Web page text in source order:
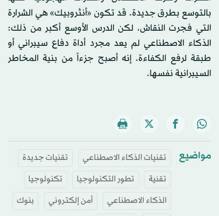
بالتوسع بطرق جديدة. قد تكون «أنثروبيك» هي الشرارة
التي فجرت النقاش، لكن الدرس الأوسع أكبر من ذلك:
الذكاء الاصطناعي لم يعد مجرد أداة دفاع سيبراني أو
طبقة لرفع الكفاءة. إنه أصبح جزءاً من بنية المخاطر
السيبرانية نفسها.
مواضيع تقنيات الذكاء الاصطناعي
تقنيات جديدة
تقنية
تطور التكنولوجيا
تكنولوجيا
الذكاء الاصطناعي
أمن إلكتروني
بنوك